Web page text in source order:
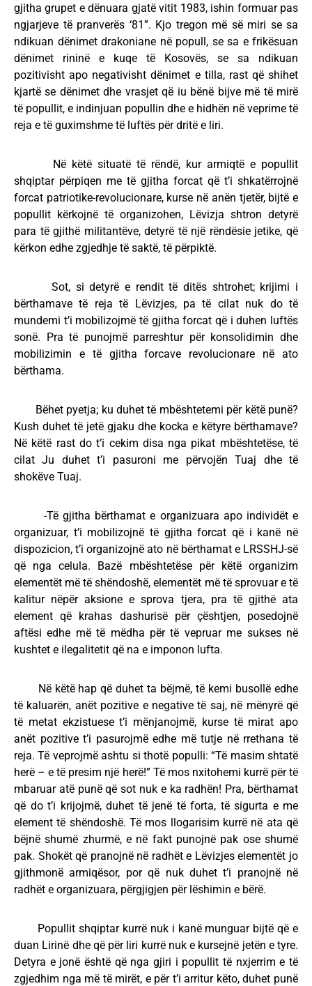
gjitha grupet e dënuara gjatë vitit 1983, ishin formuar pas
ngjarjeve të pranverës ‘81”. Kjo tregon më së miri se sa
ndikuan dënimet drakoniane në popull, se sa e frikësuan
dënimet rininë e kuqe të Kosovës, se sa ndikuan
pozitivisht apo negativisht dënimet e tilla, rast që shihet
kjartë se dënimet dhe vrasjet që iu bënë bijve më të mirë
të popullit, e indinjuan popullin dhe e hidhën në veprime të
reja e të guximshme të luftës për dritë e liri.
Në këtë situatë të rëndë, kur armiqtë e popullit
shqiptar përpiqen me të gjitha forcat që t’i shkatërrojnë
forcat patriotike-revolucionare, kurse në anën tjetër, bijtë e
popullit kërkojnë të organizohen, Lëvizja shtron detyrë
para të gjithë militantëve, detyrë të një rëndësie jetike, që
kërkon edhe zgjedhje të saktë, të përpiktë.
Sot, si detyrë e rendit të ditës shtrohet; krijimi i
bërthamave të reja të Lëvizjes, pa të cilat nuk do të
mundemi t’i mobilizojmë të gjitha forcat që i duhen luftës
sonë. Pra të punojmë parreshtur për konsolidimin dhe
mobilizimin e të gjitha forcave revolucionare në ato
bërthama.
Bëhet pyetja; ku duhet të mbështetemi për këtë punë?
Kush duhet të jetë gjaku dhe kocka e këtyre bërthamave?
Në këtë rast do t’i cekim disa nga pikat mbështetëse, të
cilat Ju duhet t’i pasuroni me përvojën Tuaj dhe të
shokëve Tuaj.
-Të gjitha bërthamat e organizuara apo individët e
organizuar, t’i mobilizojnë të gjitha forcat që i kanë në
dispozicion, t’i organizojnë ato në bërthamat e LRSSHJ-së
që nga celula. Bazë mbështetëse për këtë organizim
elementët më të shëndoshë, elementët më të sprovuar e të
kalitur nëpër aksione e sprova tjera, pra të gjithë ata
element që krahas dashurisë për çështjen, posedojnë
aftësi edhe më të mëdha për të vepruar me sukses në
kushtet e ilegalitetit që na e imponon lufta.
Në këtë hap që duhet ta bëjmë, të kemi busollë edhe
të kaluarën, anët pozitive e negative të saj, në mënyrë që
të metat ekzistuese t’i mënjanojmë, kurse të mirat apo
anët pozitive t’i pasurojmë edhe më tutje në rrethana të
reja. Të veprojmë ashtu si thotë populli: “Të masim shtatë
herë – e të presim një herë!” Të mos nxitohemi kurrë për të
mbaruar atë punë që sot nuk e ka radhën! Pra, bërthamat
që do t’i krijojmë, duhet të jenë të forta, të sigurta e me
element të shëndoshë. Të mos llogarisim kurrë në ata që
bëjnë shumë zhurmë, e në fakt punojnë pak ose shumë
pak. Shokët që pranojnë në radhët e Lëvizjes elementët jo
gjithmonë armiqësor, por që nuk duhet t’i pranojnë në
radhët e organizuara, përgjigjen për lëshimin e bërë.
Popullit shqiptar kurrë nuk i kanë munguar bijtë që e
duan Lirinë dhe që për liri kurrë nuk e kursejnë jetën e tyre.
Detyra e jonë është që nga gjiri i popullit të nxjerrim e të
zgjedhim nga më të mirët, e për t’i arritur këto, duhet punë